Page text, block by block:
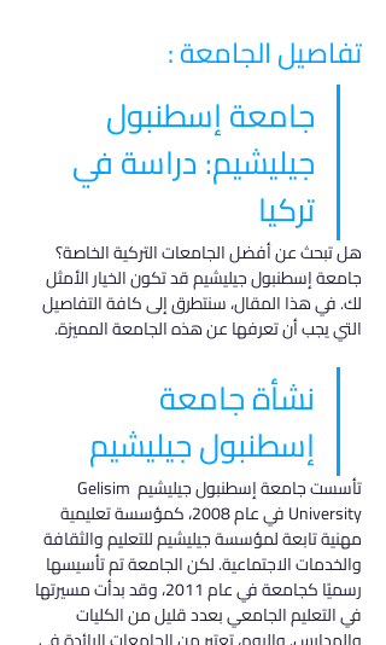
تفاصيل الجامعة :
جامعة إسطنبول
جيليشيم: دراسة في
تركيا
هل تبحث عن أفضل الجامعات التركية الخاصة؟
جامعة إسطنبول جيليشيم قد تكون الخيار الأمثل
لك. في هذا المقال، سنتطرق إلى كافة التفاصيل
التي يجب أن تعرفها عن هذه الجامعة المميزة.
نشأة جامعة
إسطنبول جيليشيم
تأسست جامعة إسطنبول جيليشيم Gelisim
University في عام 2008، كمؤسسة تعليمية
مهنية تابعة لمؤسسة جيليشيم للتعليم والثقافة
والخدمات الاجتماعية. لكن الجامعة تم تأسيسها
رسميًا كجامعة في عام 2011، وقد بدأت مسيرتها
في التعليم الجامعي بعدد قليل من الكليات